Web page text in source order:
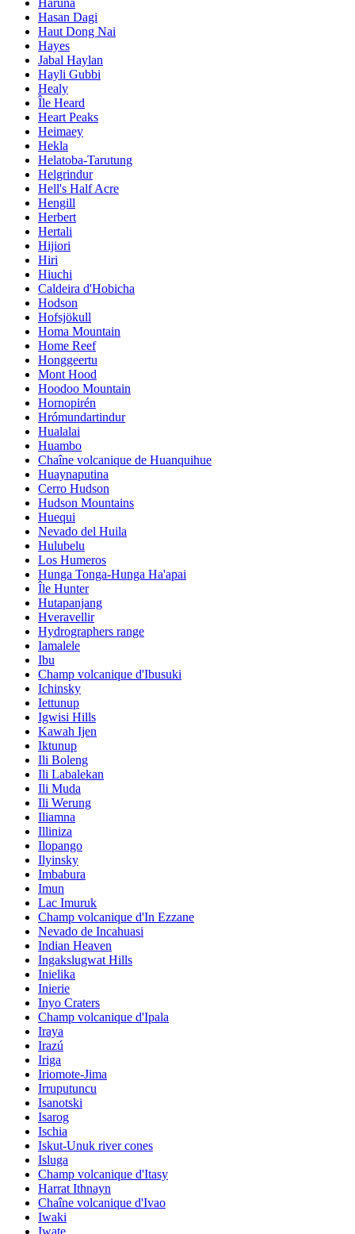
Hasan Dagi
Haut Dong Nai
Hayes
Jabal Haylan
Hayli Gubbi
Healy
Île Heard
Heart Peaks
Heimaey
Hekla
Helatoba-Tarutung
Helgrindur
Hell's Half Acre
Hengill
Herbert
Hertali
Hijiori
Hiri
Hiuchi
Caldeira d'Hobicha
Hodson
Hofsjökull
Homa Mountain
Home Reef
Honggeertu
Mont Hood
Hoodoo Mountain
Hornopirén
Hrómundartindur
Hualalai
Huambo
Chaîne volcanique de Huanquihue
Huaynaputina
Cerro Hudson
Hudson Mountains
Huequi
Nevado del Huila
Hulubelu
Los Humeros
Hunga Tonga-Hunga Ha'apai
Île Hunter
Hutapanjang
Hveravellir
Hydrographers range
Iamalele
Ibu
Champ volcanique d'Ibusuki
Ichinsky
Iettunup
Igwisi Hills
Kawah Ijen
Iktunup
Ili Boleng
Ili Labalekan
Ili Muda
Ili Werung
Iliamna
Illiniza
Ilopango
Ilyinsky
Imbabura
Imun
Lac Imuruk
Champ volcanique d'In Ezzane
Nevado de Incahuasi
Indian Heaven
Ingakslugwat Hills
Inielika
Inierie
Inyo Craters
Champ volcanique d'Ipala
Iraya
Irazú
Iriga
Iriomote-Jima
Irruputuncu
Isanotski
Isarog
Ischia
Iskut-Unuk river cones
Isluga
Champ volcanique d'Itasy
Harrat Ithnayn
Chaîne volcanique d'Ivao
Iwaki
Iwate